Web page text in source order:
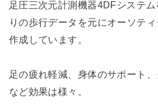
足圧三次元計測機器4DFシステ
りの歩行データを元にオーソテ
作成しています。
足の疲れ軽減、身体のサポート
など効果は様々。